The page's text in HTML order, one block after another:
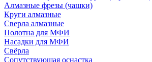
Алмазные фрезы (чашки)
Круги алмазные
Сверла алмазные
Полотна для МФИ
Насадки для МФИ
Свёрла
Сопутствующая оснастка